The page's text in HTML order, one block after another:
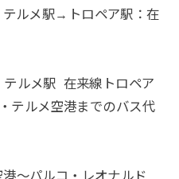
ルメ駅→トロペア駅：在
ルメ駅 在来線トロペア
テルメ空港までのバス代
〜パルコ・レオナルド